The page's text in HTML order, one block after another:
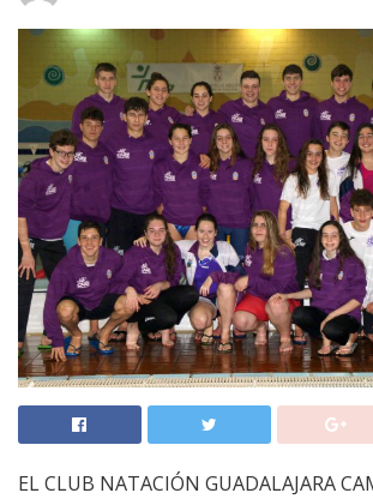
EL CLUB NATACIÓN GUADALAJARA